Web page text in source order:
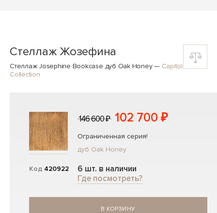
Стеллаж Жозефина
Стеллаж Josephine Bookcase дуб Oak Honey— Capitol
Collection
Код 420922
146 600 ₽ 102 700 ₽
Ограниченная серия!
дуб Oak Honey
6 шт. в наличии
Где посмотреть?
В КОРЗИНУ